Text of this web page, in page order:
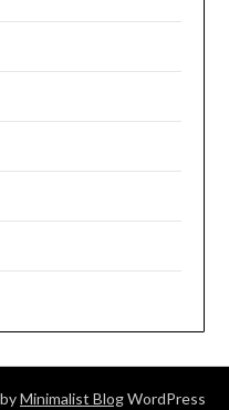
Minimalist BlogWordPress